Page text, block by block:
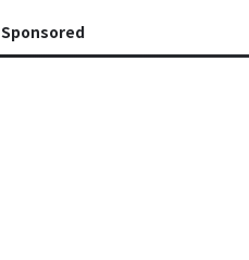
Sponsored